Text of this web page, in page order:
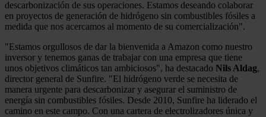
descarbonización de sus operaciones. Estamos deseando colaborar
en proyectos de generación de hidrógeno sin combustibles fósiles a
medida que nos acercamos al momento de su comercialización".
"Estamos orgullosos de dar la bienvenida a Amazon como nuestro
inversor y tenemos ganas de trabajar con una empresa que tiene
unos objetivos climáticos tan ambiciosos", ha destacado Nils Aldag,
director general de Sunfire. "El hidrógeno verde se necesita de
manera urgente para descarbonizar y asegurar el suministro de
energía sin combustibles fósiles. Desde 2010, Sunfire ha liderado el
camino en este campo. Con una cartera de electrolizadores única y